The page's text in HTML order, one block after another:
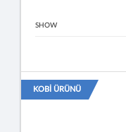
SHOW
KOBİ ÜRÜNÜ